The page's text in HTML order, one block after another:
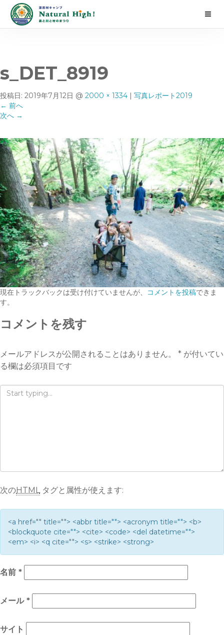
s_DET_8919
投稿日: 2019年7月12日 @ 2000 × 1334 | 写真レポート2019
← 前へ
次へ →
現在トラックバックは受け付けていませんが、 コメントを投稿できま
す。
コメントを残す
メールアドレスが公開されることはありません。 * が付いてい
る欄は必須項目です
次のHTMLタグと属性が使えます:
<a href="" title=""> <abbr title=""> <acronym title=""> <b>
<blockquote cite=""> <cite> <code> <del datetime="">
<em> <i> <q cite=""> <s> <strike> <strong>
名前 *
メール *
サイト